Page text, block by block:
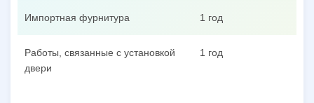
Импортная фурнитура 1 год
Работы, связанные с установкой
двери
1 год